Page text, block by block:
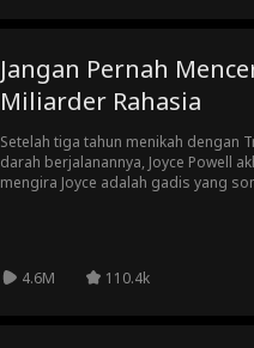
Jangan Pernah
Miliarder Rahasia
Setelah tiga tahun menikah dengan
darah berjalanannya, Joyce Powell
mengira Joyce adalah gadis yang
4.6M
110.4k